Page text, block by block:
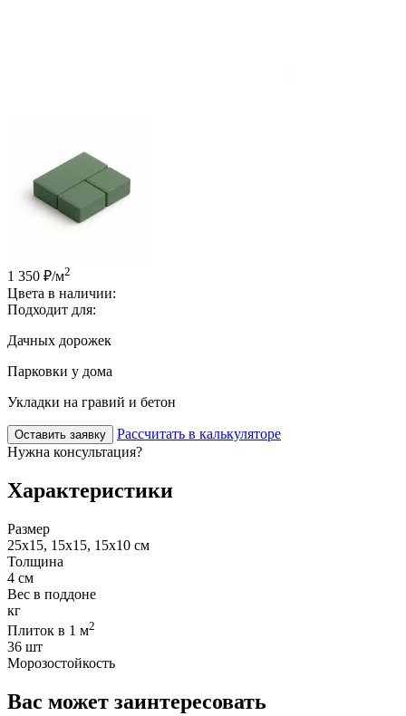
1 350 ₽/м2
Цвета в наличии:
Подходит для:
Дачных дорожек
Парковки у дома
Укладки на гравий и бетон
Оставить заявку
Рассчитать в калькуляторе
Нужна консультация?
Характеристики
Размер
25x15, 15x15, 15x10 см
Толщина
4 см
Вес в поддоне
кг
Плиток в 1 м2
36 шт
Морозостойкость
Вас может заинтересовать